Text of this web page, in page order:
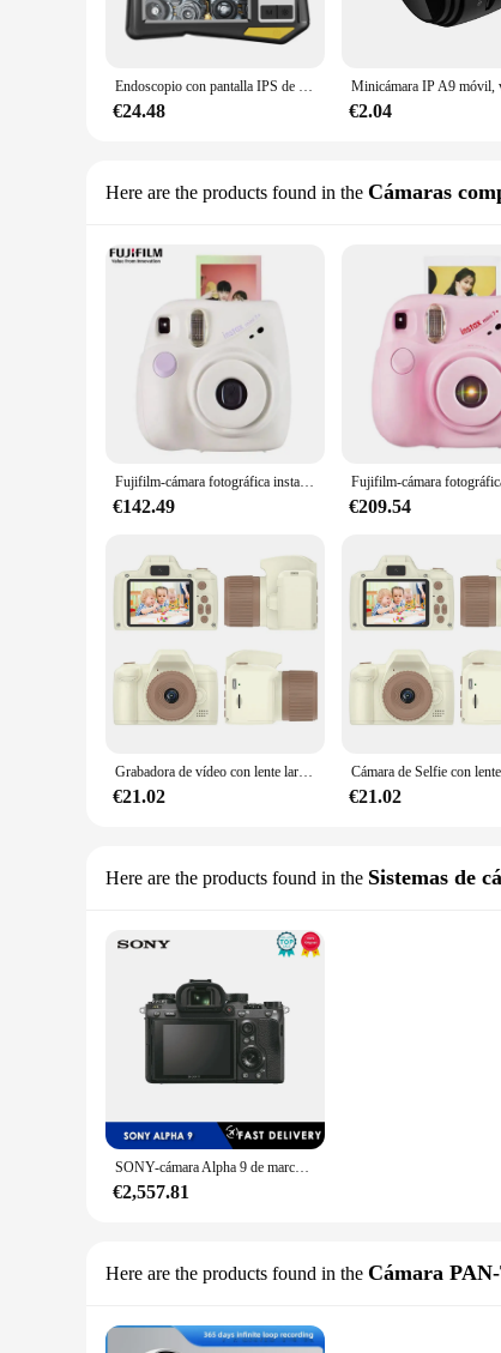
Endoscopio con pantalla IPS de 4,5 ", boroscopio de inspección de coche, cámara de 8MM/5,5 MM/3,9 MM, HD1080P, 9 LED, Cable rígido impermeable IP68, nuevo
€24.48 €2.04
Here are the products found in the Cámaras
Fujifilm-cámara fotográfica instantánea Fuji Instax Mini 7 +, Color rosa y azul, en stock, más barata que mini 9
€142.49 €209.54
Grabadora de vídeo con lente larga para niños, pantalla IPS de 1080 pulgadas, 2,4 P, HD, cámara para niños pequeños de 6, 7, 8, 9 y 10 años
€21.02 €21.02
Here are the products found in the Sistemas de
SONY-cámara Alpha 9 de marco completo, lente intercambiable sin espejo, cámara insignia de alto píxel, máquina Individual A9 (solo cuerpo)
€2,557.81
Here are the products found in the Cámara